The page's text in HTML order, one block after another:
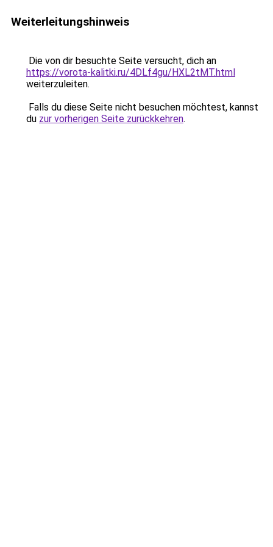
Weiterleitungshinweis
Die von dir besuchte Seite versucht, dich an
https://vorota-kalitki.ru/4DLf4gu/HXL2tMT.html
weiterzuleiten.
Falls du diese Seite nicht besuchen möchtest, kannst
du zur vorherigen Seite zurückkehren.